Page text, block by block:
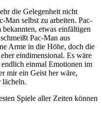
die Gelegenheit nicht
Man selbst zu arbeiten. Pac-
etwas einfältigen
Pac-Man aus
Arme in die Höhe, doch die
eindimensional. Es wäre
einmal Emotionen im
mir ein Geist her wäre,
Spiele aller Zeiten können